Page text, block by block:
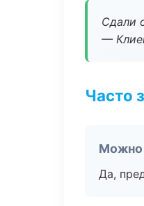
Сдали
—
Часто
Можно
Да,